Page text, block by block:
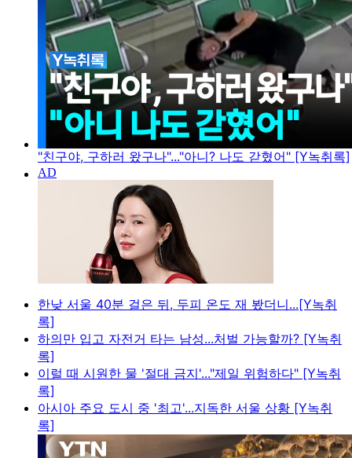
"친구야, 구하러 왔구나"..."아니? 나도 갇혔어" [Y녹취록]
한낮 서울 40분 걸은 뒤, 두피 온도 재 봤더니...[Y녹취
록]
하의만 입고 자전거 타는 남성...처벌 가능할까? [Y녹취
록]
이럴 때 시원한 물 '절대 금지'..."제일 위험하다" [Y녹취
록]
아시아 주요 도시 중 '최고'...지독한 서울 상황 [Y녹취
록]